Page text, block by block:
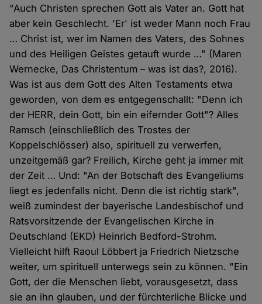
"Auch Christen sprechen Gott als Vater an. Gott hat
aber kein Geschlecht. 'Er' ist weder Mann noch Frau
… Christ ist, wer im Namen des Vaters, des Sohnes
und des Heiligen Geistes getauft wurde …" (Maren
Wernecke, Das Christentum – was ist das?, 2016).
Was ist aus dem Gott des Alten Testaments etwa
geworden, von dem es entgegenschallt: "Denn ich
der HERR, dein Gott, bin ein eifernder Gott"? Alles
Ramsch (einschließlich des Trostes der
Koppelschlösser) also, spirituell zu verwerfen,
unzeitgemäß gar? Freilich, Kirche geht ja immer mit
der Zeit … Und: "An der Botschaft des Evangeliums
liegt es jedenfalls nicht. Denn die ist richtig stark",
weiß zumindest der bayerische Landesbischof und
Ratsvorsitzende der Evangelischen Kirche in
Deutschland (EKD) Heinrich Bedford-Strohm.
Vielleicht hilft Raoul Löbbert ja Friedrich Nietzsche
weiter, um spirituell unterwegs sein zu können. "Ein
Gott, der die Menschen liebt, vorausgesetzt, dass
sie an ihn glauben, und der fürchterliche Blicke und